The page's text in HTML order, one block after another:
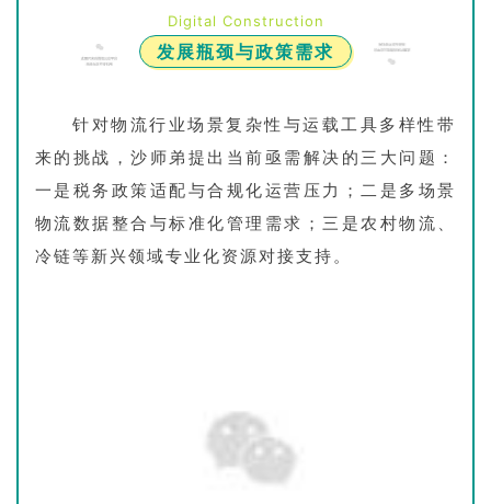
Digital Construction
‌发展瓶颈与政策需求‌
针对物流行业场景复杂性与运载工具多样性带
来的挑战，沙师弟提出当前亟需解决的三大问题：
一是税务政策适配与合规化运营压力；二是多场景
物流数据整合与标准化管理需求；三是农村物流、
冷链等新兴领域专业化资源对接支持。